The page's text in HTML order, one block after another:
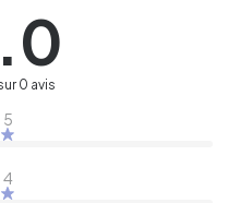
0 avis
5
4